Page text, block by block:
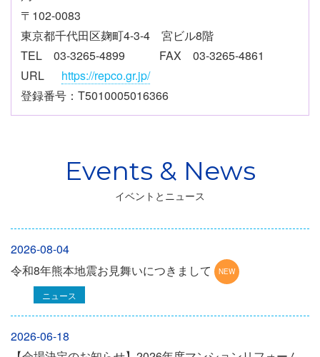
〒102-0083
東京都千代田区麹町4-3-4 宮ビル8階
TEL 03-3265-4899 FAX 03-3265-4861
URL
https://repco.gr.jp/
登録番号：T5010005016366
イベントとニュース
2026-08-04
令和8年熊本地震お見舞いにつきまして
ニュース
2026-06-18